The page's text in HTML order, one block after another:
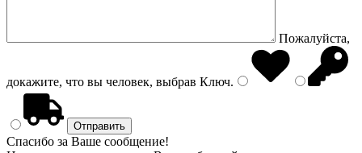
Пожалуйста,
докажите, что вы человек, выбрав Ключ.
Спасибо за Ваше сообщение!